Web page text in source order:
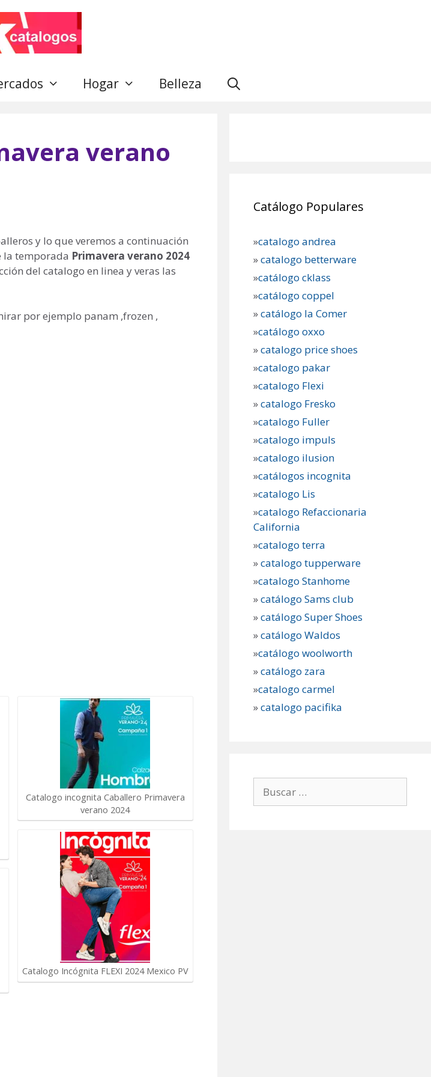
Hogar Belleza
verano
y lo que veremos a continuación
la temporada Primavera verano 2024
del catalogo en linea y veras las
por ejemplo panam ,frozen ,
Catalogo incognita Caballero Primavera
verano 2024
Catalogo Incógnita FLEXI 2024 Mexico PV
Catálogo Populares
»catalogo andrea
»catalogo betterware
»catálogo cklass
»catálogo coppel
»catálogo la Comer
»catálogo oxxo
»catalogo price shoes
»catalogo pakar
»catalogo Flexi
»catalogo Fresko
»catalogo Fuller
»catalogo impuls
»catalogo ilusion
»catálogos incognita
»catalogo Lis
»catalogo Refaccionaria
California
»catalogo terra
»catalogo tupperware
»catalogo Stanhome
»catálogo Sams club
»catálogo Super Shoes
»catálogo Waldos
»catálogo woolworth
»catálogo zara
»catalogo carmel
»catalogo pacifika